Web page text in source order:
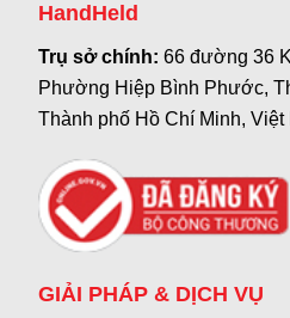
HandHeld
Trụ sở chính:66 đường 36
Phường Hiệp Bình Phước,
Thành phố Hồ Chí Minh, Việt
GIẢI PHÁP & DỊCH VỤ